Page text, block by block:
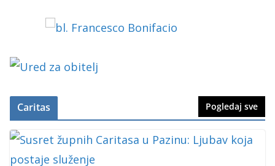
Caritas Pogledaj sve